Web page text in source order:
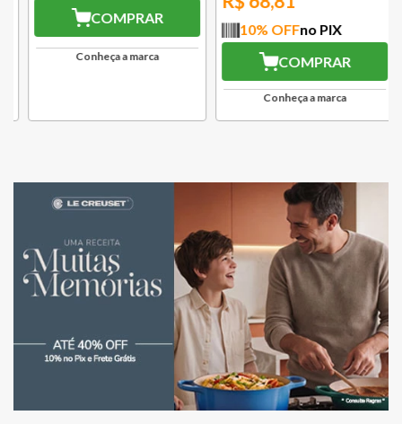
COMPRAR
Conheça a marca
10% OFFno PIX
COMPRAR
Conheça a marca